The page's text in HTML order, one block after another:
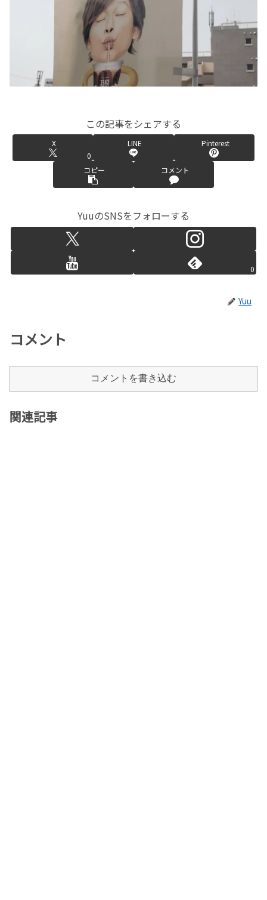
この記事をシェアする
X
0
LINE Pinterest
コピー コメント
YuuのSNSをフォローする
0
Yuu
コメント
コメントを書き込む
関連記事